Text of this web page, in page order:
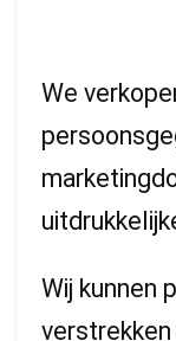
We
Wij kunnen
verstrekken